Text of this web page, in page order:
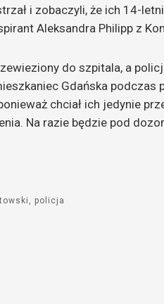
i zobaczyli, że ich 14-
Aleksandra Philipp z
do szpitala, a
Gdańska podczas
chciał ich jedynie
Na razie będzie pod
policja